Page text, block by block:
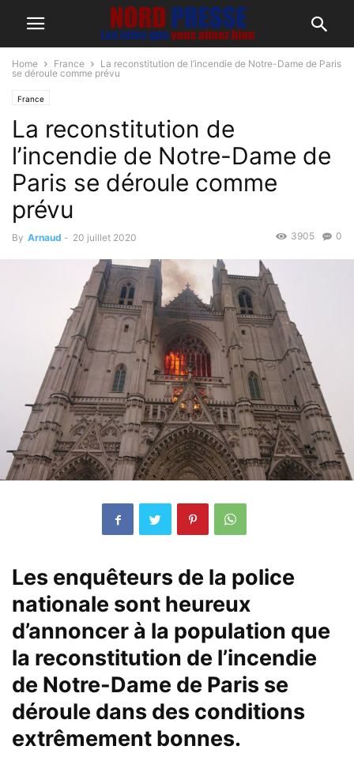
Home France
La reconstitution de l’incendie de Notre-Dame de Paris
se déroule comme prévu
France
La reconstitution de
l’incendie de Notre-Dame de
Paris se déroule comme
prévu
By Arnaud - 20 juillet 2020 0
3905
Les enquêteurs de la police
nationale sont heureux
d’annoncer à la population que
la reconstitution de l’incendie
de Notre-Dame de Paris se
déroule dans des conditions
extrêmement bonnes.